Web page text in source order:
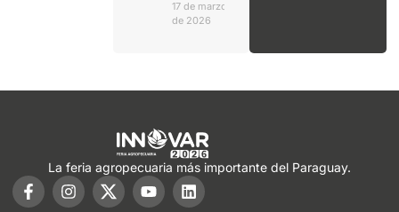
17 de marzo
de 2026
La feria agropecuaria más importante del Paraguay.